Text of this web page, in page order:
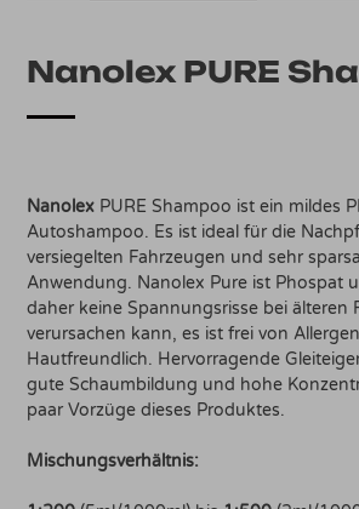
Nanolex PURE
Nanolex PURE Shampoo ist ein mildes
Autoshampoo. Es ist ideal für die
versiegelten Fahrzeugen und sehr
Anwendung. Nanolex Pure ist Phospat
daher keine Spannungsrisse bei älteren
verursachen kann, es ist frei von
Hautfreundlich. Hervorragende
gute Schaumbildung und hohe
paar Vorzüge dieses Produktes.
Mischungsverhältnis: